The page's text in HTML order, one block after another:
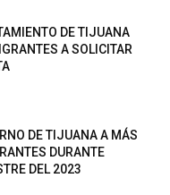
DE TIJUANA
A SOLICITAR
DE TIJUANA A MÁS
DURANTE
DEL 2023